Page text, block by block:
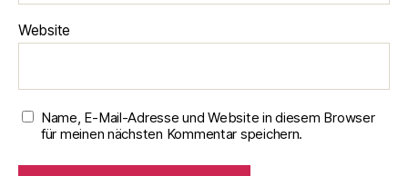
Website
Name, E-Mail-Adresse und Website in diesem Browser
für meinen nächsten Kommentar speichern.